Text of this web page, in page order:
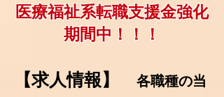
​医療福祉系転職支援金強化
期間中！！！
【求人情報】
各職種の当